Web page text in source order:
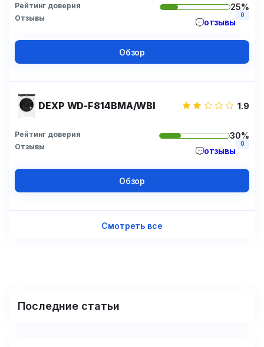
Рейтинг доверия 25%
Отзывы отзывы
0
Обзор
DEXP WD-F814BMA/WBI 1.9
Рейтинг доверия 30%
Отзывы отзывы
0
Обзор
Смотреть все
Последние статьи